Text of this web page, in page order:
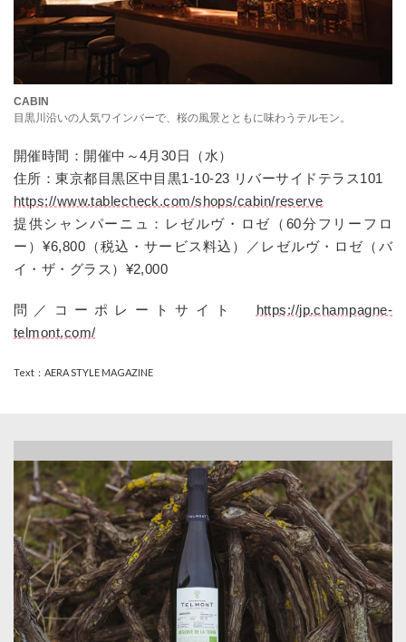
CABIN
目黒川沿いの人気ワインバーで、桜の風景とともに味わうテルモン。
開催時間：開催中～4月30日（水）
住所：東京都目黒区中目黒1-10-23 リバーサイドテラス101
https://www.tablecheck.com/shops/cabin/reserve
提供シャンパーニュ：レゼルヴ・ロゼ（60分フリーフロ
ー）¥6,800（税込・サービス料込）／レゼルヴ・ロゼ（バ
イ・ザ・グラス）¥2,000
問／コーポレートサイト https://jp.champagne-
telmont.com/
Text：AERA STYLE MAGAZINE